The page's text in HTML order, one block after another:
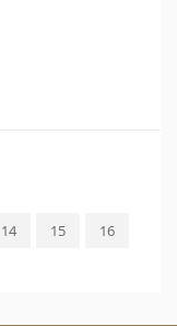
14 15
16